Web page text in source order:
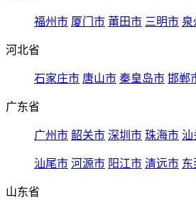
福州市 厦门市 莆田市 三明市 泉
河北省
石家庄市 唐山市 秦皇岛市 邯郸
广东省
广州市 韶关市 深圳市 珠海市 汕
汕尾市 河源市 阳江市 清远市 东
山东省